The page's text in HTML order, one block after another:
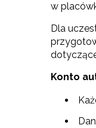
w
Dla
Konto